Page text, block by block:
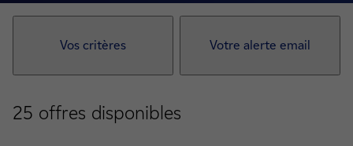
Vos critères Votre alerte email
25 offres disponibles